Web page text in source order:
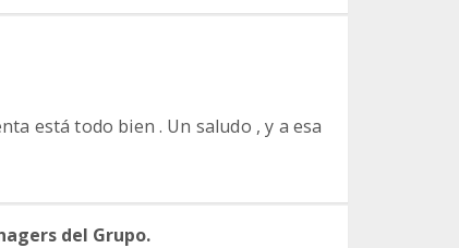
está todo bien . Un saludo , y a esa
del Grupo.